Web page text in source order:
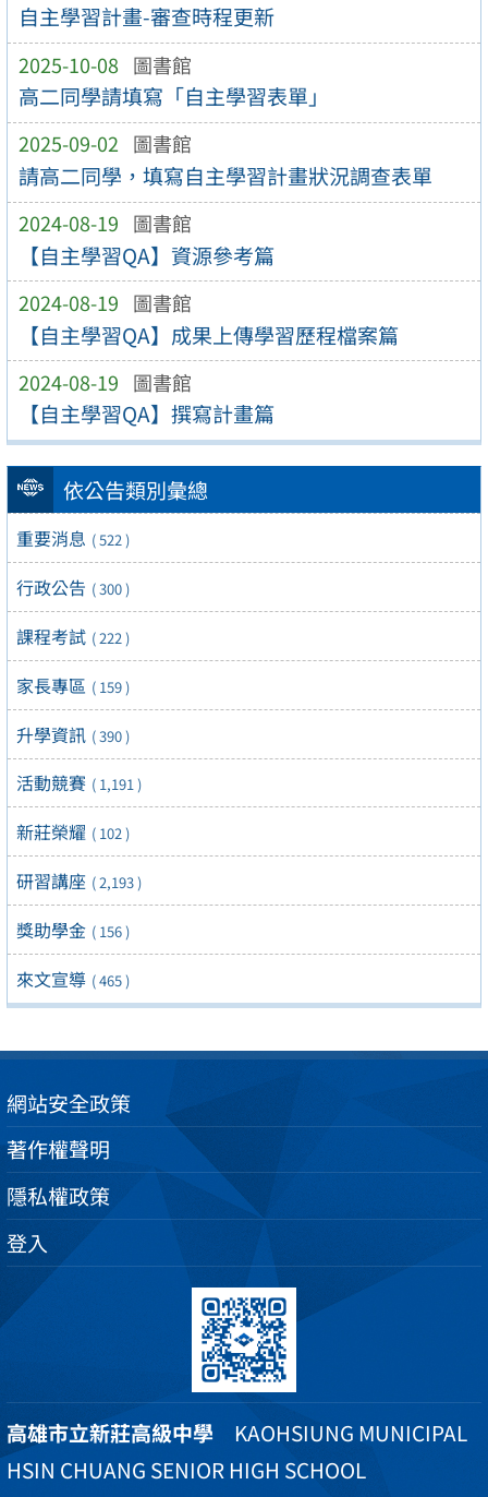
自主學習計畫-審查時程更新
2025-10-08 圖書館
高二同學請填寫「自主學習表單」
2025-09-02 圖書館
請高二同學，填寫自主學習計畫狀況調查表單
2024-08-19 圖書館
【自主學習QA】資源參考篇
2024-08-19 圖書館
【自主學習QA】成果上傳學習歷程檔案篇
2024-08-19 圖書館
【自主學習QA】撰寫計畫篇
依公告類別彙總
重要消息 ( 522 )
行政公告 ( 300 )
課程考試 ( 222 )
家長專區 ( 159 )
升學資訊 ( 390 )
活動競賽 ( 1,191 )
新莊榮耀 ( 102 )
研習講座 ( 2,193 )
獎助學金 ( 156 )
來文宣導 ( 465 )
網站安全政策
著作權聲明
隱私權政策
登入
高雄市立新莊高級中學 KAOHSIUNG MUNICIPAL
HSIN CHUANG SENIOR HIGH SCHOOL